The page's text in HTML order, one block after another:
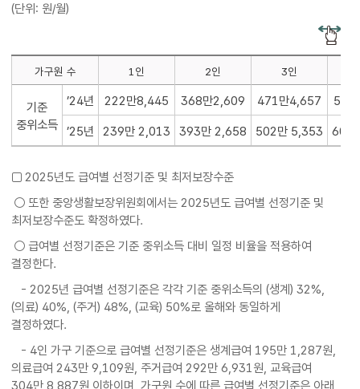
(단위: 원/월)
가구원 수 1인 2인 3인
기준
중위소득
’24년 222만8,445 368만2,609 471만4,657
572
’25년
239만 2,013 393만 2,658 502만 5,353 609
□ 2025년도 급여별 선정기준 및 최저보장수준
○ 또한 중앙생활보장위원회에서는 2025년도 급여별 선정기준 및
최저보장수준도 확정하였다.
○ 급여별 선정기준은 기준 중위소득 대비 일정 비율을 적용하여
결정한다.
- 2025년 급여별 선정기준은 각각 기준 중위소득의 (생계) 32%,
(의료) 40%, (주거) 48%, (교육) 50%로 올해와 동일하게
결정하였다.
- 4인 가구 기준으로 급여별 선정기준은 생계급여 195만 1,287원,
의료급여 243만 9,109원, 주거급여 292만 6,931원, 교육급여
304만 8,887원 이하이며, 가구원 수에 따른 급여별 선정기준은 아래